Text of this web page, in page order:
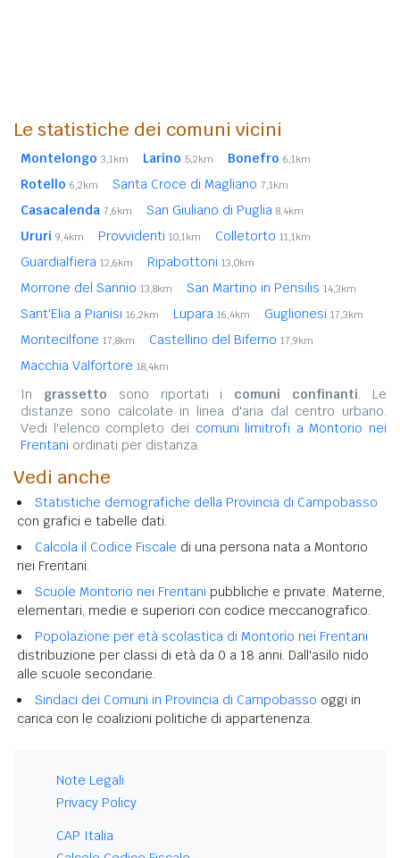
Le statistiche dei comuni vicini
Montelongo 3,1km Larino 5,2km Bonefro 6,1km
Rotello 6,2km Santa Croce di Magliano 7,1km
Casacalenda 7,6km San Giuliano di Puglia 8,4km
Ururi 9,4km Provvidenti 10,1km Colletorto 11,1km
Guardialfiera 12,6km Ripabottoni 13,0km
Morrone del Sannio 13,8km San Martino in Pensilis 14,3km
Sant'Elia a Pianisi 16,2km Lupara 16,4km Guglionesi 17,3km
Montecilfone 17,8km Castellino del Biferno 17,9km
Macchia Valfortore 18,4km
In grassetto sono riportati i comuni confinanti. Le
distanze sono calcolate in linea d'aria dal centro urbano.
Vedi l'elenco completo dei comuni limitrofi a Montorio nei
Frentani ordinati per distanza.
Vedi anche
Statistiche demografiche della Provincia di Campobasso
con grafici e tabelle dati.
Calcola il Codice Fiscale di una persona nata a Montorio
nei Frentani.
Scuole Montorio nei Frentani pubbliche e private. Materne,
elementari, medie e superiori con codice meccanografico.
Popolazione per età scolastica di Montorio nei Frentani
distribuzione per classi di età da 0 a 18 anni. Dall'asilo nido
alle scuole secondarie.
Sindaci dei Comuni in Provincia di Campobasso oggi in
carica con le coalizioni politiche di appartenenza.
Note Legali
Privacy Policy
CAP Italia